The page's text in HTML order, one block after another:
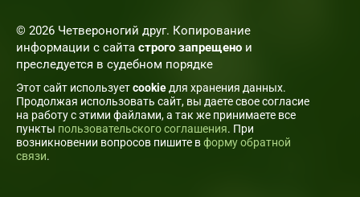
© 2026 Четвероногий друг. Копирование
информации с сайта строго запрещено и
преследуется в судебном порядке
Этот сайт используетcookie для хранения данных.
Продолжая использовать сайт, вы даете свое согласие
на работу с этими файлами, а так же принимаете все
пункты пользовательского соглашения. При
возникновении вопросов пишите вформу обратной
связи.